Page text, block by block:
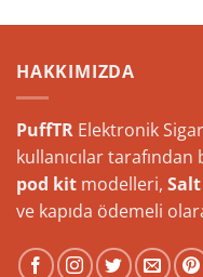
HAKKIMIZDA
PuffTR Elektronik
kullanıcılar
pod kit modelleri,
ve kapıda ödemeli